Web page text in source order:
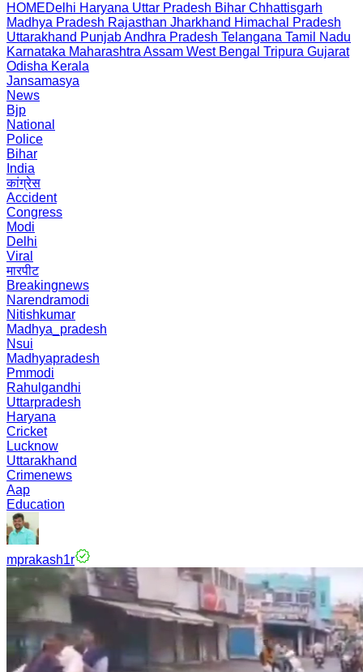
HOMEDelhi Haryana Uttar Pradesh Bihar Chhattisgarh
Madhya Pradesh Rajasthan Jharkhand Himachal Pradesh
Uttarakhand PunjabAndhra Pradesh Telangana Tamil Nadu
Karnataka Maharashtra Assam West Bengal Tripura Gujarat
Odisha Kerala
Jansamasya
News
Bjp
National
Police
Bihar
India
कांग्रेस
Accident
Congress
Modi
Delhi
Viral
मारपीट
Breakingnews
Narendramodi
Nitishkumar
Madhya_pradesh
Nsui
Madhyapradesh
Pmmodi
Rahulgandhi
Uttarpradesh
Haryana
Cricket
Lucknow
Uttarakhand
Crimenews
Aap
Education
mprakash1r